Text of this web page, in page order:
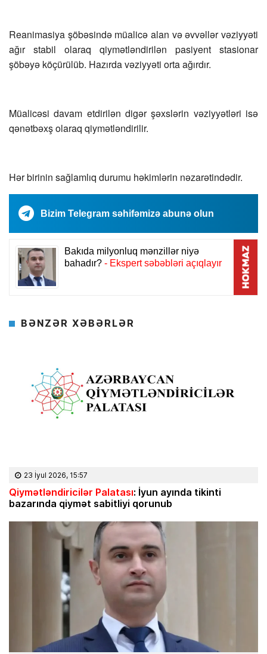
Reanimasiya şöbəsində müalicə alan və əvvəllər vəziyyəti
ağır stabil olaraq qiymətləndirilən pasiyent stasionar
şöbəyə köçürülüb. Hazırda vəziyyəti orta ağırdır.
Müalicəsi davam etdirilən digər şəxslərin vəziyyətləri isə
qənətbəxş olaraq qiymətləndirilir.
Hər birinin sağlamlıq durumu həkimlərin nəzarətindədir.
Bizim Telegram səhifəmizə abunə olun
BƏNZƏR XƏBƏRLƏR
23 İyul 2026, 15:57
Qiymətləndiricilər Palatası: İyun ayında tikinti
bazarında qiymət sabitliyi qorunub